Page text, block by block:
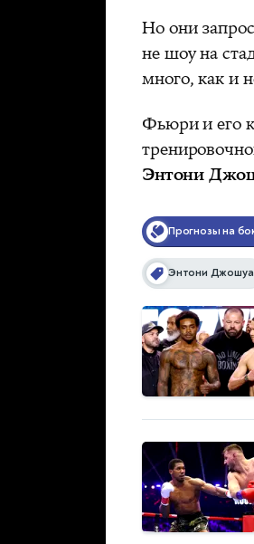
Но они
не шоу на
много, как и
Фьюри и его
Энтони
Прогнозы на
Энтони Джошуа